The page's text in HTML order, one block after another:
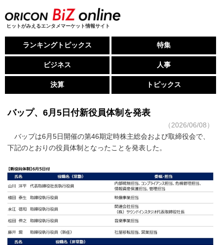
ヒットがみえるエンタメマーケット情報サイト
ランキングトピックス 特集
ビジネス 人事
決算 トピックス
バップ、6月5日付新役員体制を発表
（2026/06/08）
バップは6月5日開催の第46期定時株主総会および取締役会で、
下記のとおりの役員体制となったことを発表した。